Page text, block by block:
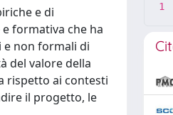
e di
formativa che ha
e non formali di
del valore della
rispetto ai contesti
il progetto, le
1